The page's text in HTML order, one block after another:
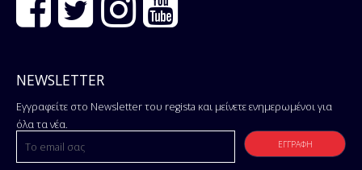
NEWSLETTER
Εγγραφείτε στο Newsletter του regista και μείνετε ενημερωμένοι για
όλα τα νέα.